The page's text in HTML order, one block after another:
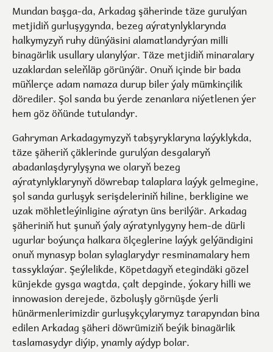
Mundan başga-da, Arkadag şäherinde täze gurulýan
metjidiň gurluşygynda, bezeg aýratynlyklarynda
halkymyzyň ruhy dünýäsini alamatlandyrýan milli
binagärlik usullary ulanylýar. Täze metjidiň minaralary
uzaklardan seleňläp görünýär. Onuň içinde bir bada
müňlerçe adam namaza durup biler ýaly mümkinçilik
dörediler. Şol sanda bu ýerde zenanlara niýetlenen ýer
hem göz öňünde tutulandyr.
Gahryman Arkadagymyzyň tabşyryklaryna laýyklykda,
täze şäheriň çäklerinde gurulýan desgalaryň
abadanlaşdyrylyşyna we olaryň bezeg
aýratynlyklarynyň döwrebap talaplara laýyk gelmegine,
şol sanda gurluşyk serişdeleriniň hiline, berkligine we
uzak möhletleýinligine aýratyn üns berilýär. Arkadag
şäheriniň hut şunuň ýaly aýratynlygyny hem-de dürli
ugurlar boýunça halkara ölçeglerine laýyk gelýändigini
onuň mynasyp bolan sylaglarydyr resminamalary hem
tassyklaýar. Şeýlelikde, Köpetdagyň etegindäki gözel
künjekde gysga wagtda, çalt depginde, ýokary hilli we
innowasion derejede, özboluşly görnüşde ýerli
hünärmenlerimizdir gurluşykçylarymyz tarapyndan bina
edilen Arkadag şäheri döwrümiziň beýik binagärlik
taslamasydyr diýip, ynamly aýdyp bolar.